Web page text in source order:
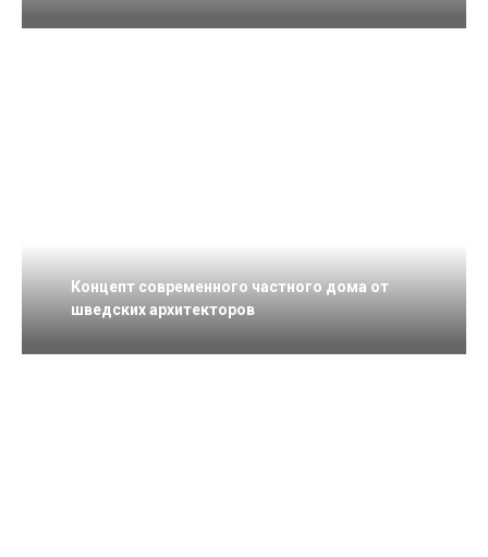
Концепт современного частного дома от
шведских архитекторов